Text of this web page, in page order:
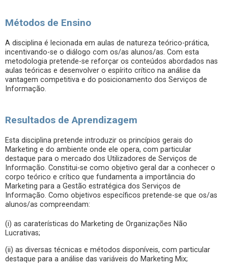
Métodos de Ensino
A disciplina é lecionada em aulas de natureza teórico-prática,
incentivando-se o diálogo com os/as alunos/as. Com esta
metodologia pretende-se reforçar os conteúdos abordados nas
aulas teóricas e desenvolver o espírito crítico na análise da
vantagem competitiva e do posicionamento dos Serviços de
Informação.
Resultados de Aprendizagem
Esta disciplina pretende introduzir os princípios gerais do
Marketing e do ambiente onde ele opera, com particular
destaque para o mercado dos Utilizadores de Serviços de
Informação. Constitui-se como objetivo geral dar a conhecer o
corpo teórico e crítico que fundamenta a importância do
Marketing para a Gestão estratégica dos Serviços de
Informação. Como objetivos específicos pretende-se que os/as
alunos/as compreendam:
(i) as caraterísticas do Marketing de Organizações Não
Lucrativas;
(ii) as diversas técnicas e métodos disponíveis, com particular
destaque para a análise das variáveis do Marketing Mix;